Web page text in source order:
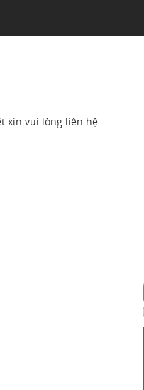
xin vui lòng liên hệ